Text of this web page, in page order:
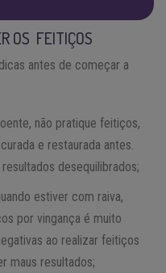
OS FEITIÇOS
antes de começar a
não pratique feitiços,
e restaurada antes.
desequilibrados;
estiver com raiva,
por vingança é muito
ao realizar feitiços
maus resultados;